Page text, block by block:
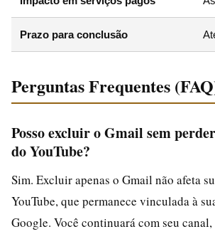
Prazo para conclusão
Perguntas Frequentes
Posso excluir o Gmail sem
do YouTube?
Sim. Excluir apenas o Gmail não afeta
YouTube, que permanece vinculada à
Google. Você continuará com seu